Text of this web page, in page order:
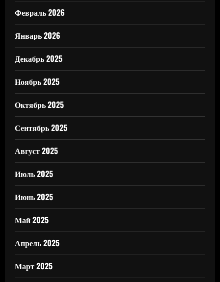
Февраль 2026
Январь 2026
Декабрь 2025
Ноябрь 2025
Октябрь 2025
Сентябрь 2025
Август 2025
Июль 2025
Июнь 2025
Май 2025
Апрель 2025
Март 2025